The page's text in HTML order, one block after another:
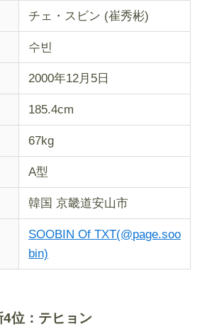
チェ・スビン (崔秀彬)
수빈
2000年12月5日
185.4cm
67kg
A型
韓国 京畿道安山市
SOOBIN Of TXT(@page.soo
bin)
位： テヒョン